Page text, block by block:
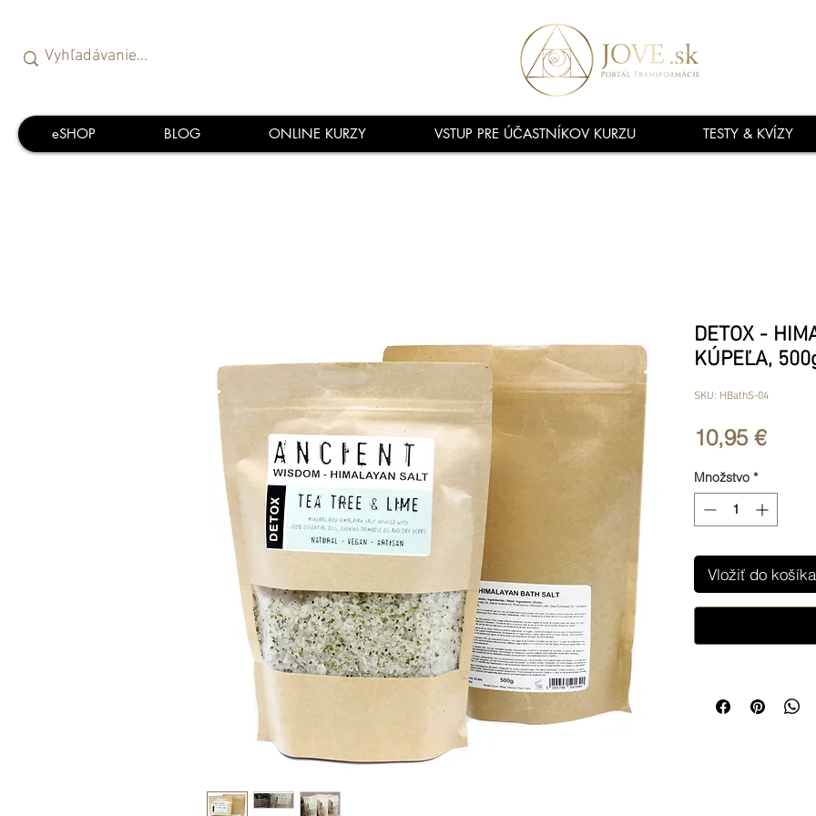
eSHOP BLOG ONLINE KURZY VSTUP PRE ÚČASTNÍKOV KURZU TESTY & KVÍZY
DETOX -
KÚPEĽA,
SKU: HBathS-04
10,95 €Price
Množstvo *
Vložiť do košíka